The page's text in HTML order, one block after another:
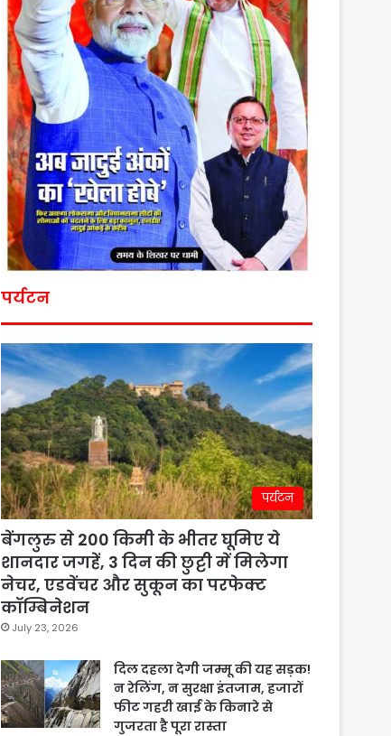
पर्यटन
पर्यटन
बेंगलुरु से 200 किमी के भीतर घूमिए ये
शानदार जगहें, 3 दिन की छुट्टी में मिलेगा
नेचर, एडवेंचर और सुकून का परफेक्ट
कॉम्बिनेशन
July 23, 2026
दिल दहला देगी जम्मू की यह सड़क!
न रेलिंग, न सुरक्षा इंतजाम, हजारों
फीट गहरी खाई के किनारे से
गुजरता है पूरा रास्ता